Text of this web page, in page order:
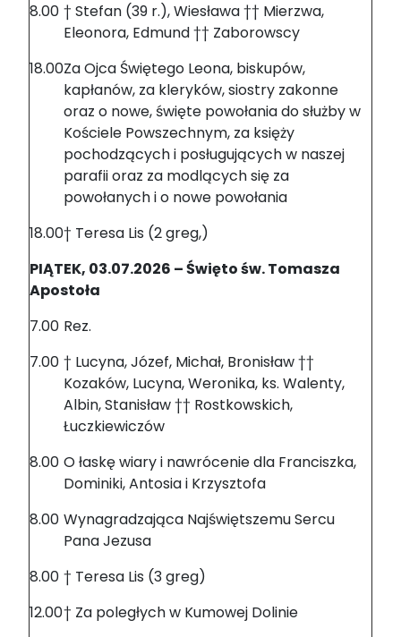
8.00 † Stefan (39 r.), Wiesława †† Mierzwa,
Eleonora, Edmund †† Zaborowscy
18.00Za Ojca Świętego Leona, biskupów,
kapłanów, za kleryków, siostry zakonne
oraz o nowe, święte powołania do służby w
Kościele Powszechnym, za księży
pochodzących i posługujących w naszej
parafii oraz za modlących się za
powołanych i o nowe powołania
18.00† Teresa Lis (2 greg,)
PIĄTEK, 03.07.2026 – Święto św. Tomasza
Apostoła
7.00 Rez.
7.00 † Lucyna, Józef, Michał, Bronisław ††
Kozaków, Lucyna, Weronika, ks. Walenty,
Albin, Stanisław †† Rostkowskich,
Łuczkiewiczów
8.00 O łaskę wiary i nawrócenie dla Franciszka,
Dominiki, Antosia i Krzysztofa
8.00 Wynagradzająca Najświętszemu Sercu
Pana Jezusa
8.00 † Teresa Lis (3 greg)
12.00† Za poległych w Kumowej Dolinie